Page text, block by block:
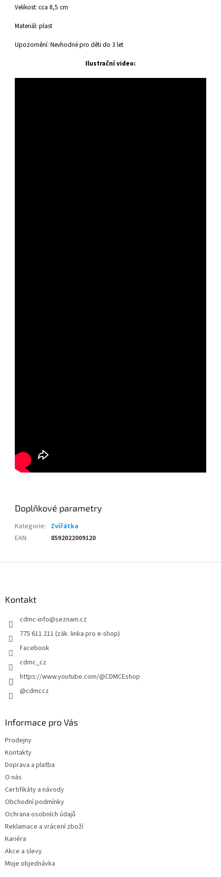
Velikost: cca 8,5 cm
Materiál: plast
Upozornění: Nevhodné pro děti do 3 let
Ilustrační video:
Doplňkové parametry
Kategorie: Zvířátka
EAN: 8592022009120
Kontakt
cdmc-info@seznam.cz
775 611 211 (zák. linka pro e-shop)
Facebook
cdmc_cz
https://www.youtube.com/@CDMCEshop
@cdmccz
Informace pro Vás
Prodejny
Kontakty
Doprava a platba
O nás
Certifikáty a návody
Obchodní podmínky
Ochrana osobních údajů
Reklamace a vrácení zboží
Kariéra
Akce a slevy
Moje objednávka